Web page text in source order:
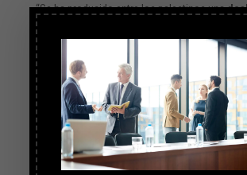
“Se ha producido entre los palestinos una
de Israel y una demonización de los judíos
a cabo una enorme campaña de incitación
desde Hamás como desde la Autoridad
Khaled Abu Toameh.
Hamás, añade el analista delthink tankisraelí,
proyecto nacional palestino y las aspiraciones
solución de dos Estados, ya que ha mandado
los judíos israelíes de que los palestinos no